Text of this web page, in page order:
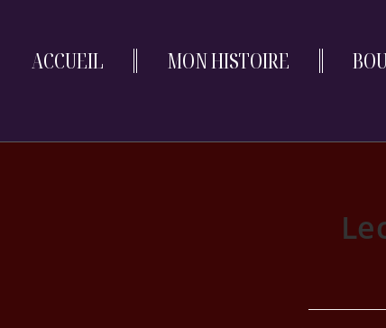
ACCUEIL MON HISTOIRE